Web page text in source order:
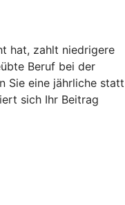
hat, zahlt niedrigere
Beruf bei der
Sie eine jährliche statt
sich Ihr Beitrag